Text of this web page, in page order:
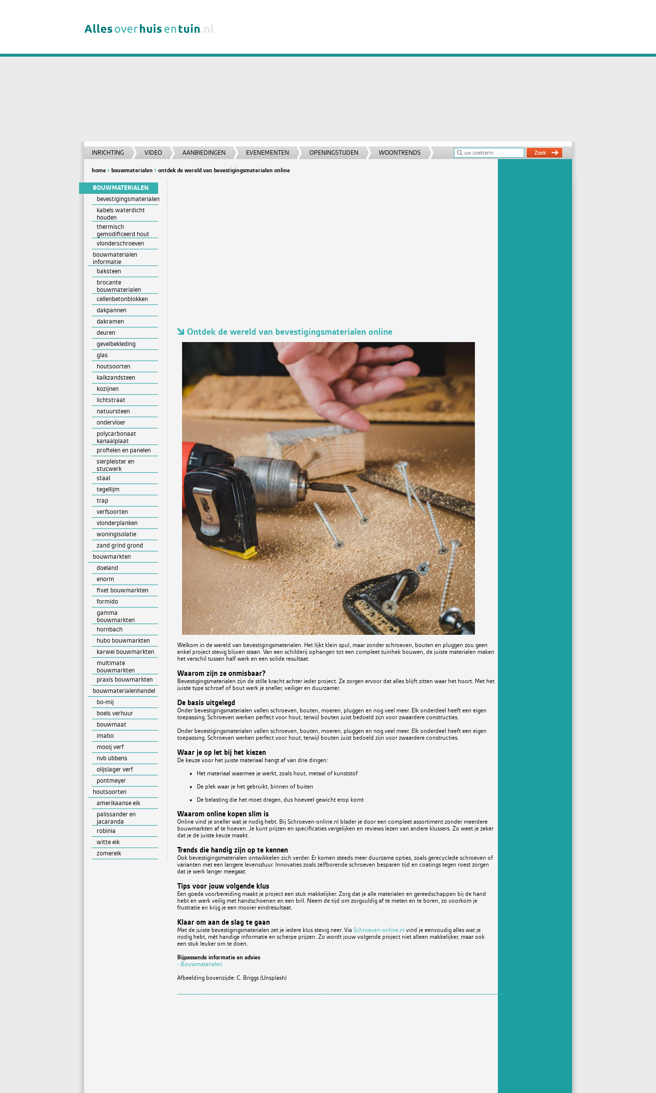
INRICHTING VIDEO AANBIEDINGEN EVENEMENTEN OPENINGSTIJDEN WOONTRENDS
home bouwmaterialen ontdek de wereld van bevestigingsmaterialen online
Ontdek de wereld van bevestigingsmaterialen online
Welkom in de wereld van bevestigingsmaterialen. Het lijkt klein spul, maar zonder schroeven, bouten en pluggen zou geen
enkel project stevig blijven staan. Van een schilderij ophangen tot een compleet tuinhek bouwen, de juiste materialen maken
het verschil tussen half werk en een solide resultaat.
Waarom zijn ze onmisbaar?
Bevestigingsmaterialen zijn de stille kracht achter ieder project. Ze zorgen ervoor dat alles blijft zitten waar het hoort. Met het
juiste type schroef of bout werk je sneller, veiliger en duurzamer.
De basis uitgelegd
Onder bevestigingsmaterialen vallen schroeven, bouten, moeren, pluggen en nog veel meer. Elk onderdeel heeft een eigen
toepassing. Schroeven werken perfect voor hout, terwijl bouten juist bedoeld zijn voor zwaardere constructies.
Onder bevestigingsmaterialen vallen schroeven, bouten, moeren, pluggen en nog veel meer. Elk onderdeel heeft een eigen
toepassing. Schroeven werken perfect voor hout, terwijl bouten juist bedoeld zijn voor zwaardere constructies.
Waar je op let bij het kiezen
De keuze voor het juiste materiaal hangt af van drie dingen:
Het materiaal waarmee je werkt, zoals hout, metaal of kunststof
De plek waar je het gebruikt, binnen of buiten
De belasting die het moet dragen, dus hoeveel gewicht erop komt
Waarom online kopen slim is
Online vind je sneller wat je nodig hebt. Bij Schroeven-online.nl blader je door een compleet assortiment zonder meerdere
bouwmarkten af te hoeven. Je kunt prijzen en specificaties vergelijken en reviews lezen van andere klussers. Zo weet je zeker
dat je de juiste keuze maakt.
Trends die handig zijn op te kennen
Ook bevestigingsmaterialen ontwikkelen zich verder. Er komen steeds meer duurzame opties, zoals gerecyclede schroeven of
varianten met een langere levensduur. Innovaties zoals zelfborende schroeven besparen tijd en coatings tegen roest zorgen
dat je werk langer meegaat.
Tips voor jouw volgende klus
Een goede voorbereiding maakt je project een stuk makkelijker. Zorg dat je alle materialen en gereedschappen bij de hand
hebt en werk veilig met handschoenen en een bril. Neem de tijd om zorgvuldig af te meten en te boren, zo voorkom je
frustratie en krijg je een mooier eindresultaat.
Klaar om aan de slag te gaan
Met de juiste bevestigingsmaterialen zet je iedere klus stevig neer. Via Schroeven-online.nl vind je eenvoudig alles wat je
nodig hebt, mét handige informatie en scherpe prijzen. Zo wordt jouw volgende project niet alleen makkelijker, maar ook
een stuk leuker om te doen.
Bijpassende informatie en advies
- Bouwmaterialen
Afbeelding bovenzijde: C. Briggs (Unsplash)
BOUWMATERIALEN
bevestigingsmaterialen
kabels waterdicht
houden
thermisch
gemodificeerd hout
vlonderschroeven
bouwmaterialen
informatie
baksteen
brocante
bouwmaterialen
cellenbetonblokken
dakpannen
dakramen
deuren
gevelbekleding
glas
houtsoorten
kalkzandsteen
kozijnen
lichtstraat
natuursteen
ondervloer
polycarbonaat
kanaalplaat
profielen en panelen
sierpleister en
stucwerk
staal
tegellijm
trap
verfsoorten
vlonderplanken
woningisolatie
zand grind grond
bouwmarkten
doeland
enorm
fixet bouwmarkten
formido
gamma
bouwmarkten
hornbach
hubo bouwmarkten
karwei bouwmarkten
multimate
bouwmarkten
praxis bouwmarkten
bouwmaterialenhandel
bo-mij
boels verhuur
bouwmaat
imabo
mooij verf
nvb ubbens
olijslager verf
pontmeyer
houtsoorten
amerikaanse eik
palissander en
jacaranda
robinia
witte eik
zomereik